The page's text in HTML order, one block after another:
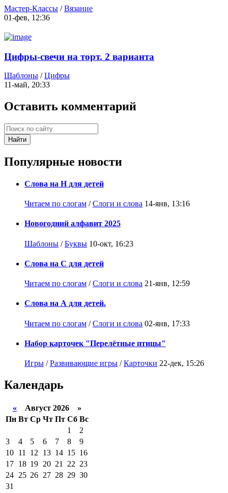
Мастер-Классы /Вязание
01-фев, 12:36
Цифры-свечи на торт. 2 варианта
Шаблоны /Цифры
11-май, 20:33
Оставить комментарий
Найти
Популярные новости
Слова на Н для детей
Читаем по слогам /Слоги и слова 14-янв, 13:16
Новогодний алфавит 2025
Шаблоны /Буквы 10-окт, 16:23
Слова на С для детей
Читаем по слогам /Слоги и слова 21-янв, 12:59
Слова на А для детей.
Читаем по слогам /Слоги и слова 02-янв, 17:33
Набор карточек "Перелётные птицы"
Игры /Развивающие игры /Карточки 22-дек, 15:26
Календарь
« Август 2026 »
Пн Вт Ср Чт Пт Сб Вс
1
2
3
4 5 6 7 8
9
10 11 12 13 14 15 16
17 18 19 20 21 22 23
24 25 26 27 28 29 30
31